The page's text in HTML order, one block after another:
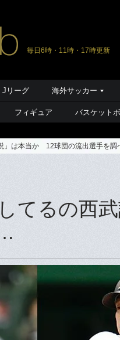
毎日6時・11時・17時更新
Jリーグ 海外サッカー
フィギュア バスケット
」は本当か 12球団の流出選手を
してるの西